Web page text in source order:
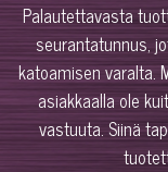
Palautettavasta
seurantatunnus,
katoamisen varalta.
asiakkaalla ole
vastuuta. Siinä